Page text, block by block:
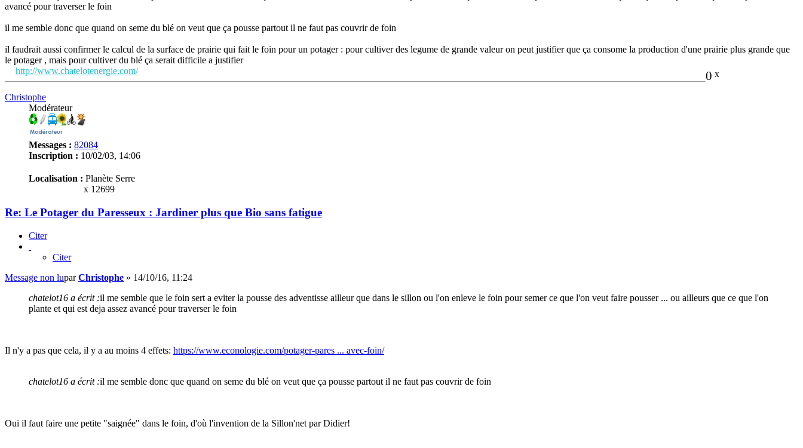
avancé pour traverser le foin
il me semble donc que quand on seme du blé on veut que ça pousse partout il ne faut pas couvrir de foin
il faudrait aussi confirmer le calcul de la surface de prairie qui fait le foin pour un potager : pour cultiver des legume de grande valeur on peut justifier que ça consome la production d'une prairie plus grande que
le potager , mais pour cultiver du blé ça serait difficile a justifier
0 x
http://www.chatelotenergie.com/
Christophe
Modérateur
Messages : 82084
Inscription : 10/02/03, 14:06
Localisation : Planète Serre
x 12699
Re: Le Potager du Paresseux : Jardiner plus que Bio sans fatigue
Citer
Citer
Message non luparChristophe » 14/10/16, 11:24
chatelot16 a écrit :il me semble que le foin sert a eviter la pousse des adventisse ailleur que dans le sillon ou l'on enleve le foin pour semer ce que l'on veut faire pousser ... ou ailleurs que ce que l'on
plante et qui est deja assez avancé pour traverser le foin
Il n'y a pas que cela, il y a au moins 4 effets: https://www.econologie.com/potager-pares ... avec-foin/
chatelot16 a écrit :il me semble donc que quand on seme du blé on veut que ça pousse partout il ne faut pas couvrir de foin
Oui il faut faire une petite "saignée" dans le foin, d'où l'invention de la Sillon'net par Didier!